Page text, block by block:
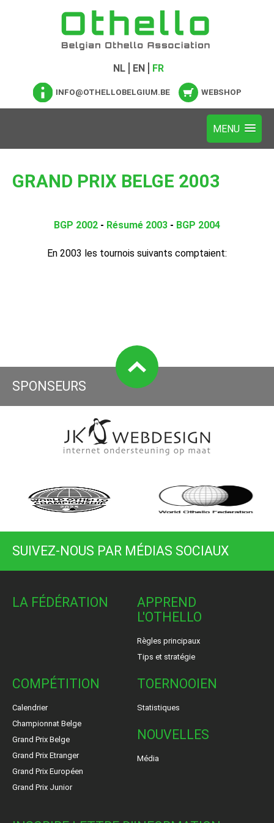
NL EN FR
INFO@OTHELLOBELGIUM.BE WEBSHOP
GRAND PRIX BELGE 2003
BGP 2002 - Résumé 2003 - BGP 2004
En 2003 les tournois suivants comptaient:
SPONSEURS
SUIVEZ-NOUS PAR MÉDIAS SOCIAUX
LA FÉDÉRATION
APPREND
L'OTHELLO
Règles principaux
Tips et stratégie
COMPÉTITION
Calendrier
Championnat Belge
Grand Prix Belge
Grand Prix Etranger
Grand Prix Européen
Grand Prix Junior
TOERNOOIEN
Statistiques
NOUVELLES
Média